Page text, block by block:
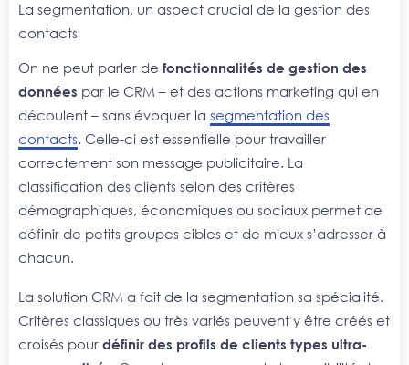
La segmentation, un aspect crucial de la gestion des
contacts
On ne peut parler de fonctionnalités de gestion des
données par le CRM – et des actions marketing qui en
découlent – sans évoquer la segmentation des
contacts. Celle-ci est essentielle pour travailler
correctement son message publicitaire. La
classification des clients selon des critères
démographiques, économiques ou sociaux permet de
définir de petits groupes cibles et de mieux s’adresser à
chacun.
La solution CRM a fait de la segmentation sa spécialité.
Critères classiques ou très variés peuvent y être créés et
croisés pour définir des profils de clients types ultra-